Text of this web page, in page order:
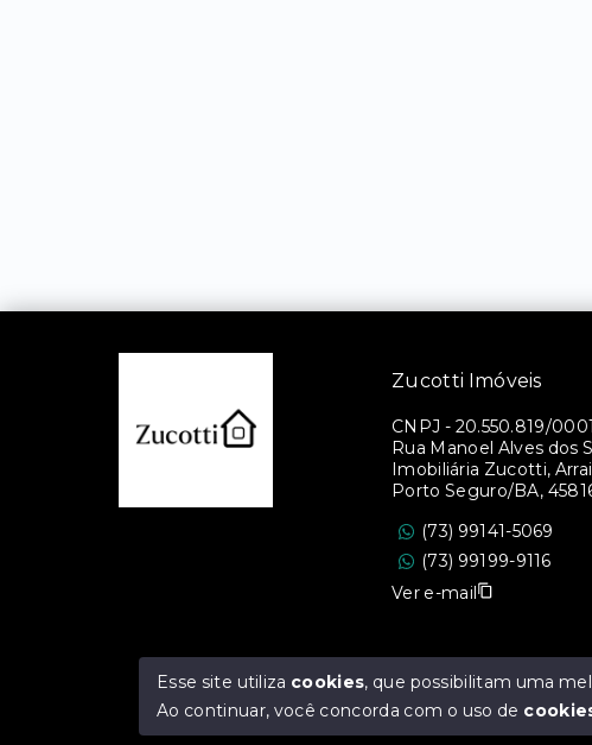
Zucotti Imóveis
CNPJ - 20.550.819/
Rua Manoel Alves dos
Imobiliária Zucotti,
Porto Seguro/BA,
(73) 99141-5069
(73) 99199-9116
Ver e-mail
Esse site utiliza cookies, que possibilitam uma
Ao continuar, você concorda com o uso de